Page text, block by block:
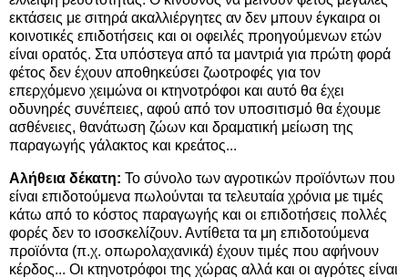
εκτάσεις με σιτηρά ακαλλιέργητες αν δεν μπουν έγκαιρα οι
κοινοτικές επιδοτήσεις και οι οφειλές προηγούμενων ετών
είναι ορατός. Στα υπόστεγα από τα μαντριά για πρώτη φορά
φέτος δεν έχουν αποθηκεύσει ζωοτροφές για τον
επερχόμενο χειμώνα οι κτηνοτρόφοι και αυτό θα έχει
οδυνηρές συνέπειες, αφού από τον υποσιτισμό θα έχουμε
ασθένειες, θανάτωση ζώων και δραματική μείωση της
παραγωγής γάλακτος και κρεάτος...
Αλήθεια δέκατη: Το σύνολο των αγροτικών προϊόντων που
είναι επιδοτούμενα πωλούνται τα τελευταία χρόνια με τιμές
κάτω από το κόστος παραγωγής και οι επιδοτήσεις πολλές
φορές δεν το ισοσκελίζουν. Αντίθετα τα μη επιδοτούμενα
προϊόντα (π.χ. οπωρολαχανικά) έχουν τιμές που αφήνουν
κέρδος... Οι κτηνοτρόφοι της χώρας αλλά και οι αγρότες είναι